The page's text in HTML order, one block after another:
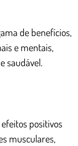
de benefícios,
e mentais,
saudável.
positivos
musculares,